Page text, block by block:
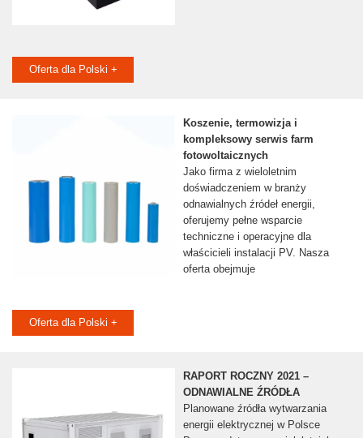
Oferta dla Polski +
Koszenie, termowizja i
kompleksowy serwis farm
fotowoltaicznych
Jako firma z wieloletnim
doświadczeniem w branży
odnawialnych źródeł energii,
oferujemy pełne wsparcie
techniczne i operacyjne dla
właścicieli instalacji PV. Nasza
oferta obejmuje
Oferta dla Polski +
RAPORT ROCZNY 2021 –
ODNAWIALNE ŹRÓDŁA
Planowane źródła wytwarzania
energii elektrycznej w Polsce